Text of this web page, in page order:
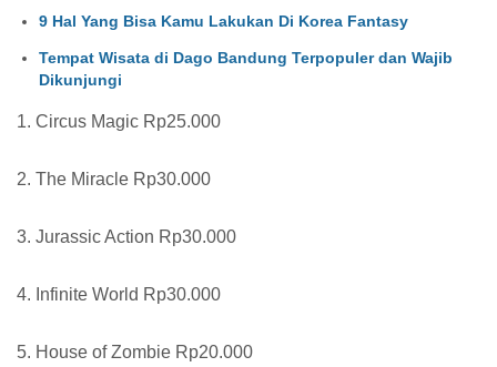
9 Hal Yang Bisa Kamu Lakukan Di Korea Fantasy
Tempat Wisata di Dago Bandung Terpopuler dan Wajib
Dikunjungi
1. Circus Magic Rp25.000
2. The Miracle Rp30.000
3. Jurassic Action Rp30.000
4. Infinite World Rp30.000
5. House of Zombie Rp20.000